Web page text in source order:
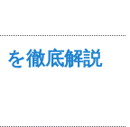
を徹底解説